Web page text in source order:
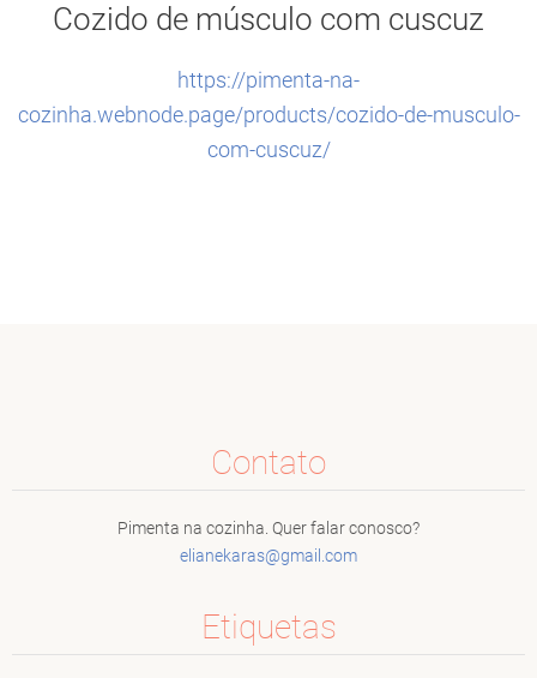
Cozido de músculo com cuscuz
https://pimenta-na-
cozinha.webnode.page/products/cozido-de-musculo-
com-cuscuz/
Contato
Pimenta na cozinha. Quer falar conosco?
elianekaras@gmai l.com
Etiquetas